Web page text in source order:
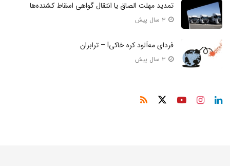
تمدید مهلت الصاق یا انتقال گواهی اسقاط کشنده‌ها
فردای مه‌آلود کره خاکی! – ترابران